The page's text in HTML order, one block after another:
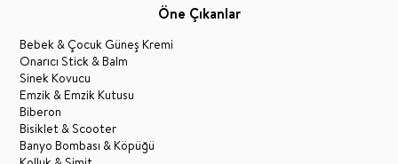
Öne Çıkanlar
Bebek & Çocuk Güneş Kremi
Onarıcı Stick & Balm
Sinek Kovucu
Emzik & Emzik Kutusu
Biberon
Bisiklet & Scooter
Banyo Bombası & Köpüğü